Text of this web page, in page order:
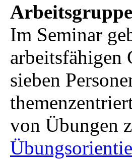
Arbeitsgruppe
Im Seminar
arbeitsfähigen
sieben
von Übungen